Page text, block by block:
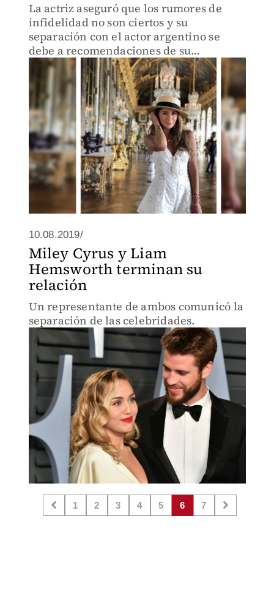
La actriz aseguró que los rumores de
infidelidad no son ciertos y su
separación con el actor argentino se
debe a recomendaciones de su
terapeuta.
10.08.2019/
Miley Cyrus y Liam
Hemsworth terminan su
relación
Un representante de ambos comunicó la
separación de las celebridades.
1 2 3 4 5 6 7